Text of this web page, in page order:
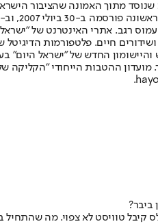
מתוך האמונה שהציבור
חיים. פלטפורמות
החדש והיישומון החדש של "ישראל
מועדון ההטבות הייחודי "הקליקה
ביבר?
קיבל טוויסט לא צפוי. מה שהתחיל